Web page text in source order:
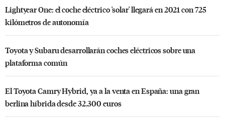
Lightyear One: el coche eléctrico 'solar' llegará en 2021 con 725
kilómetros de autonomía
Toyota y Subaru desarrollarán coches eléctricos sobre una
plataforma común
El Toyota Camry Hybrid, ya a la venta en España: una gran
berlina híbrida desde 32.300 euros